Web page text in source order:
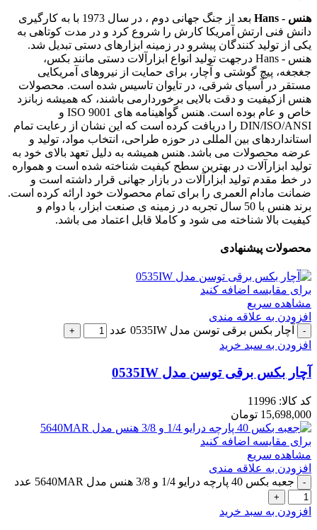
هنس - Hans
بعد از جنگ جهانی دوم ، در سال 1973 با به کارگیری
دانش فنی ارتش آمریکا کارش را شروع کرد و در مدت کوتاهی به
یکی از تولید کنندگان پیشرو در زمینه ابزارهای دستی تبدیل شد.
هنس - Hans درجهت تولید انواع ابزارآلات دستی مانند بکس،
جغجغه، پیچ گوشتی و آچار، برای حمایت از نیروهای آمریکایی
مستقر در آسیای شرقی، در تایوان تاسیس شده است. محصولات
هنس ازکیفیت و دقت بالایی برخوردارمی باشند، که همیشه زبانزد
خاص و عام بوده است. هنس گواهینامه های ISO 9001 و
DIN/ISO/ANSI را دریافت کرده است که این نشان از رعایت تمام
استانداردهای بین المللی در حوزه طراحی، انتخاب مواد، تولید و
عرضه محصولات می باشد. هنس همیشه به دلیل تعهد بالای خود به
تولید ابزارآلات در بهترین سطح کیفیت شناخته شده است و همواره
در خط مقدم تولید ابزارآلات در بازار جهانی قرار داشته است و
ضمانت مادام العمری را برای تمام محصولات خود ارائه کرده است.
برند هنس با 50 سال تجربه در زمینه ی صنعت ابزار، با دوام و
کیفیت بالا شناخته می شود و کاملا قابل اعتماد می باشد.
محصولات پیشنهادی
برای مقایسه اضافه کنید
مشاهده سریع
افزودن به علاقه مندی
آچار بکس برقی توسن مدل 0535IW عدد
افزودن به سبد خرید
آچار بکس برقی توسن مدل 0535IW
کد کالا: 11996
15,698,000 تومان
برای مقایسه اضافه کنید
مشاهده سریع
افزودن به علاقه مندی
جعبه بکس 40 پارچه درایو 1/4 و 3/8 هنس مدل 5640MAR عدد
افزودن به سبد خرید